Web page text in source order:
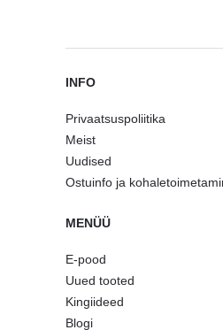
INFO
Privaatsuspoliitika
Meist
Uudised
Ostuinfo ja
MENÜÜ
E-pood
Uued tooted
Kingiideed
Blogi